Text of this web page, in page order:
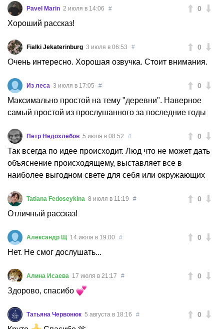
0
Pavel Marin 2 июля в 14:06 #
Хороший рассказ!
0
Fialki Jekaterinburg 3 июля в 06:53 #
Очень интересно. Хорошая озвучка. Стоит внимания.
0
Из леса 3 июля в 17:05 #
Максимально простой на тему "деревни". Наверное
самый простой из прослушанного за последние годы
0
Петр Недохлебов 5 июля в 08:52 #
Так всегда по идее происходит. Люд что не может дать
объяснение происходящему, выставляет все в
наиболее выгодном свете для себя или окружающих
0
Tatiana Fedoseykina 8 июля в 11:19 #
Отличный рассказ!
0
Александр Щ 14 июля в 19:00 #
Нет. Не смог дослушать...
0
Алина Исаева 17 июля в 21:17 #
Здорово, спасибо
0
Татьяна Червонюк 5 августа в 18:16 #